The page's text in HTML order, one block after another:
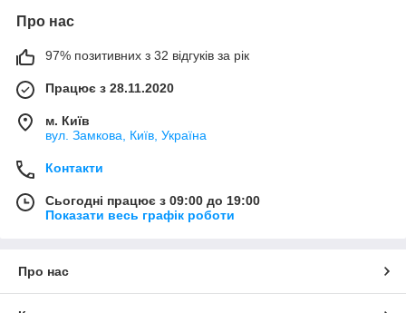
Про нас
97% позитивних з 32 відгуків за рік
Працює з 28.11.2020
м. Київ
вул. Замкова, Київ, Україна
Контакти
Сьогодні працює з 09:00 до 19:00
Показати весь графік роботи
Про нас